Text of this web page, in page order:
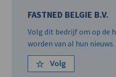
FASTNED BELGIE B.V.
Volg dit bedrijf om op de
worden van al hun nieuws.
Volg